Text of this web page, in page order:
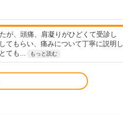
が、頭痛、肩凝りがひどくて受診し
てもらい、痛みについて丁寧に説明し
ても...
もっと読む